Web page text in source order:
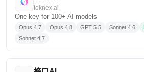
toknex.ai
One key for 100+ AI models
Opus 4.7 Opus 4.8 GPT 5.5 Sonnet 4.6
Sonnet 4.7